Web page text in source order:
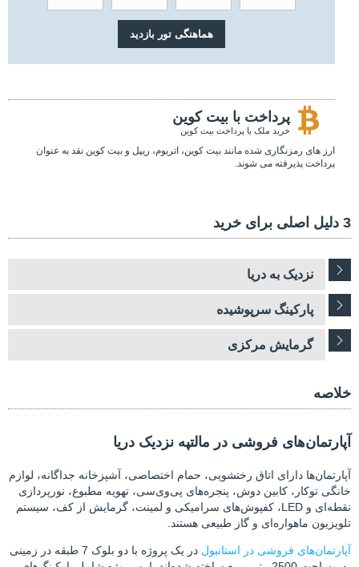
پرداخت با بیت کوین
خرید ملک با پرداخت بیت کوین
ارز های رمزنگاری شده مانند بیت کوین، اتریوم، ریپل و بیت کوین نقد به عنوان
پرداخت پذیرفته می شوند.
3 دلیل اصلی برای خرید
نزدیک به دریا
پارکینگ سرپوشیده
گرمایش مرکزی
خلاصه
آپارتمان‌های فروشی در مالتپه نزدیک دریا
آپارتمان‌ها دارای اتاق رختشویی، حمام اختصاصی، آشپزخانه جداگانه، لوازم
خانگی توکار، کابین دوش، پنجره‌های پی‌وی‌سی، تهویه مطبوع، نورپردازی
نقطه‌ای و LED، کفپوش‌های سرامیکی و لمینت، گرمایش از کف، سیستم
تلویزیون ماهواره‌ای و گاز طبیعی هستند.
آپارتمان‌های فروشی در استانبول
در یک پروژه با دو بلوک 7 طبقه در زمینی